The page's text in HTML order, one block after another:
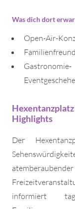
Was dich dort
Open-Air-
Highlights
Der
informiert